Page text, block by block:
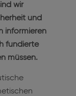
wir
und
informieren
fundierte
müssen.